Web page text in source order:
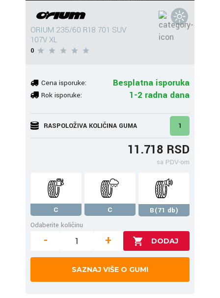
ORIUM 235/60 R18 701 SUV
107V XL
0
Cena isporuke: Besplatna isporuka
Rok isporuke: 1-2 radna dana
RASPOLOŽIVA KOLIČINA GUMA 1
11.718 RSD
sa PDV-om
C C
B(71 db)
Odaberite količinu
- +
SAZNAJ VIŠE O GUMI